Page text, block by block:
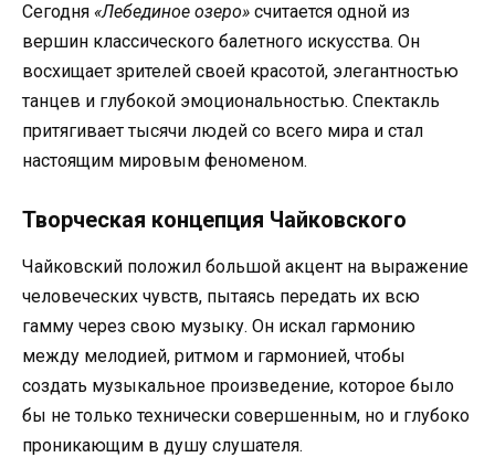
Сегодня «Лебединое озеро» считается одной из
вершин классического балетного искусства. Он
восхищает зрителей своей красотой, элегантностью
танцев и глубокой эмоциональностью. Спектакль
притягивает тысячи людей со всего мира и стал
настоящим мировым феноменом.
Творческая концепция Чайковского
Чайковский положил большой акцент на выражение
человеческих чувств, пытаясь передать их всю
гамму через свою музыку. Он искал гармонию
между мелодией, ритмом и гармонией, чтобы
создать музыкальное произведение, которое было
бы не только технически совершенным, но и глубоко
проникающим в душу слушателя.